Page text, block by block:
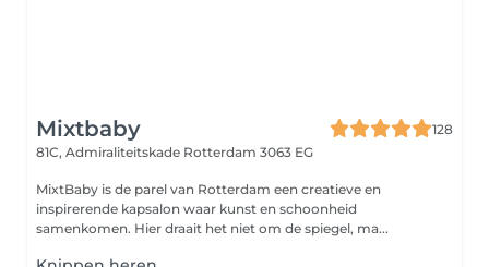
Mixtbaby
128
81C, Admiraliteitskade Rotterdam 3063 EG
MixtBaby is de parel van Rotterdam een creatieve en
inspirerende kapsalon waar kunst en schoonheid
samenkomen. Hier draait het niet om de spiegel, ma...